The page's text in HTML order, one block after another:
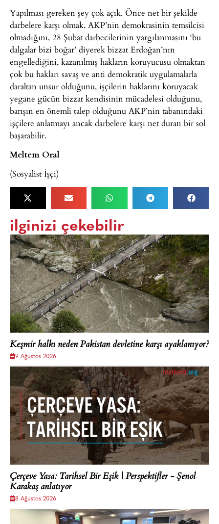
Yapılması gereken şey çok açık. Önce net bir şekilde
darbelere karşı olmak. AKP’nin demokrasinin temsilcisi
olmadığını, 28 Şubat darbecilerinin yargılanmasını ‘bu
dalgalar bizi boğar’ diyerek bizzat Erdoğan’nın
engellediğini, kazanılmış hakların koruyucusu olmaktan
çok bu hakları savaş ve anti demokratik uygulamalarla
daraltan unsur olduğunu, işçilerin haklarını koruyacak
yegane gücün bizzat kendisinin mücadelesi olduğunu,
barışın en önemli talep olduğunu AKP’nin tabanındaki
işçilere anlatmayı ancak darbelere karşı net duran bir sol
başarabilir.
Meltem Oral
(Sosyalist İşçi)
ilginizi çekebilir
Keşmir halkı neden Pakistan devletine karşı ayaklanıyor?
9 Ağustos 2026
Çerçeve Yasa: Tarihsel Bir Eşik | Perspektifler - Şenol
Karakaş anlatıyor
8 Ağustos 2026